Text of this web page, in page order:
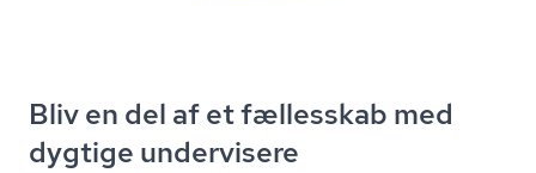
Bliv en del af et fællesskab med
dygtige undervisere